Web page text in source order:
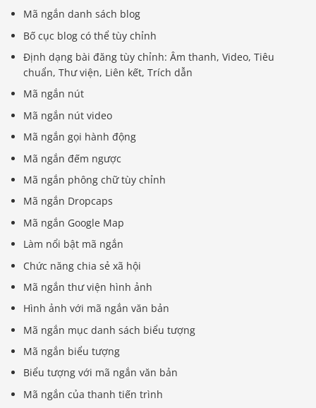
Mã ngắn danh sách blog
Bố cục blog có thể tùy chỉnh
Định dạng bài đăng tùy chỉnh: Âm thanh, Video, Tiêu
chuẩn, Thư viện, Liên kết, Trích dẫn
Mã ngắn nút
Mã ngắn nút video
Mã ngắn gọi hành động
Mã ngắn đếm ngược
Mã ngắn phông chữ tùy chỉnh
Mã ngắn Dropcaps
Mã ngắn Google Map
Làm nổi bật mã ngắn
Chức năng chia sẻ xã hội
Mã ngắn thư viện hình ảnh
Hình ảnh với mã ngắn văn bản
Mã ngắn mục danh sách biểu tượng
Mã ngắn biểu tượng
Biểu tượng với mã ngắn văn bản
Mã ngắn của thanh tiến trình